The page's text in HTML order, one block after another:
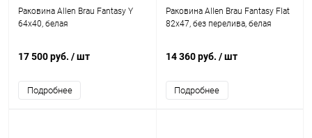
Раковина Allen Brau Fantasy Y
64x40, белая
17 500 руб. / шт
Подробнее
Раковина Allen Brau Fantasy Flat
82x47, без перелива, белая
14 360 руб. / шт
Подробнее